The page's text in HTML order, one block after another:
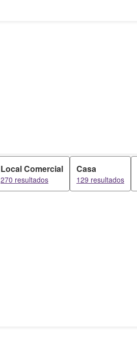
Local Comercial
270 resultados
Casa
129 resultados